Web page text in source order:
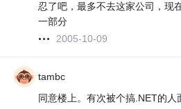
忍了吧，最多不去这家公司，现
一部分
2005-10-09
tambc
同意楼上。有次被个搞.NET的人